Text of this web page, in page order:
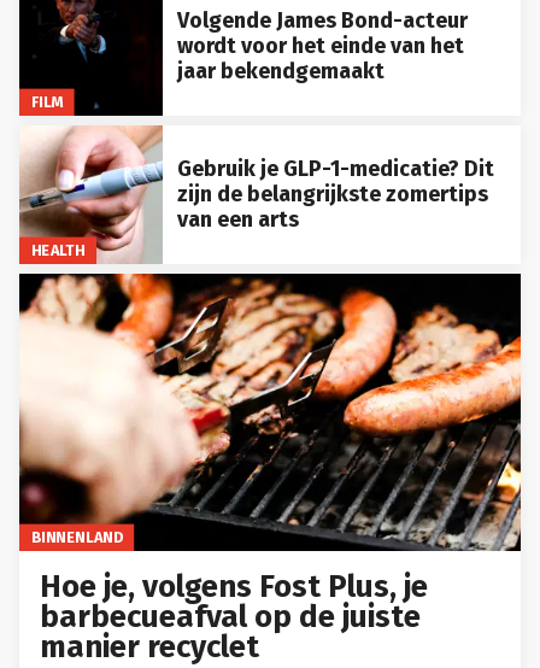
FILM
Volgende James Bond-acteur
wordt voor het einde van het
jaar bekendgemaakt
HEALTH
Gebruik je GLP-1-medicatie? Dit
zijn de belangrijkste zomertips
van een arts
BINNENLAND
Hoe je, volgens Fost Plus, je
barbecueafval op de juiste
manier recyclet